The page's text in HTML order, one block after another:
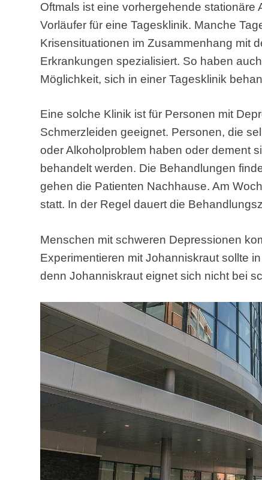
Oftmals ist eine vorhergehende
Vorläufer für eine Tagesklinik. Manche
Krisensituationen im Zusammenhang mit
Erkrankungen spezialisiert. So haben
Möglichkeit, sich in einer Tagesklinik
Eine solche Klinik ist für Personen mit
Schmerzleiden geeignet. Personen, die
oder Alkoholproblem haben oder dement
behandelt werden. Die Behandlungen
gehen die Patienten Nachhause. Am
statt. In der Regel dauert die
Menschen mit schweren Depressionen
Experimentieren mit Johanniskraut sollte
denn Johanniskraut eignet sich nicht bei